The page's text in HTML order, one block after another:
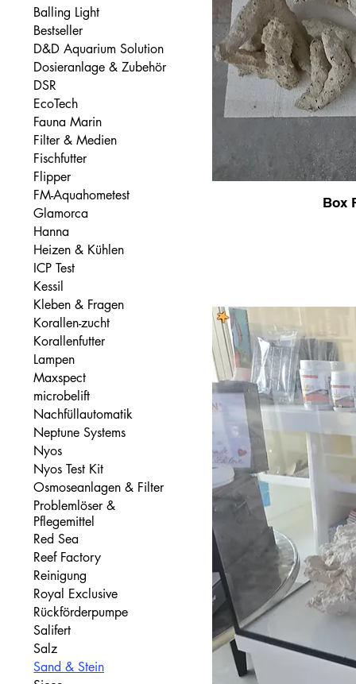
Balling Light
Bestseller
D&D Aquarium Solution
Dosieranlage & Zubehör
DSR
EcoTech
Fauna Marin
Filter & Medien
Fischfutter
Flipper
FM-Aquahometest
Glamorca
Hanna
Heizen & Kühlen
ICP Test
Kessil
Kleben & Fragen
Korallen-zucht
Korallenfutter
Lampen
Maxspect
microbelift
Nachfüllautomatik
Neptune Systems
Nyos
Nyos Test Kit
Osmoseanlagen & Filter
Problemlöser &
Pflegemittel
Red Sea
Reef Factory
Reinigung
Royal Exclusive
Rückförderpumpe
Salifert
Salz
Sand & Stein
Box